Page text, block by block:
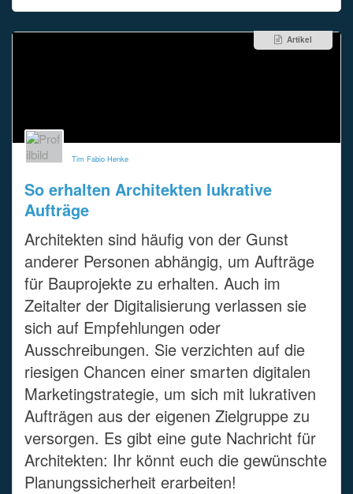
Artikel
Tim Fabio Henke
So erhalten Architekten lukrative
Aufträge
Architekten sind häufig von der Gunst
anderer Personen abhängig, um Aufträge
für Bauprojekte zu erhalten. Auch im
Zeitalter der Digitalisierung verlassen sie
sich auf Empfehlungen oder
Ausschreibungen. Sie verzichten auf die
riesigen Chancen einer smarten digitalen
Marketingstrategie, um sich mit lukrativen
Aufträgen aus der eigenen Zielgruppe zu
versorgen. Es gibt eine gute Nachricht für
Architekten: Ihr könnt euch die gewünschte
Planungssicherheit erarbeiten!